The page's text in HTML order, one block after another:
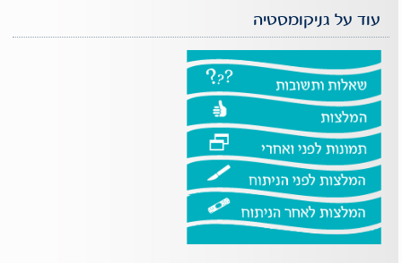
עוד על גניקומסטיה